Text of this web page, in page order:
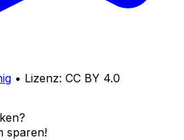
• Lizenz: CC BY 4.0
sparen!